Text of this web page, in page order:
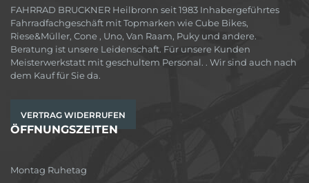
FAHRRAD BRUCKNER Heilbronn seit 1983 Inhabergeführtes
Fahrradfachgeschäft mit Topmarken wie Cube Bikes,
Riese&Müller, Cone , Uno, Van Raam, Puky und andere.
Beratung ist unsere Leidenschaft. Für unsere Kunden
Meisterwerkstatt mit geschultem Personal. . Wir sind auch nach
dem Kauf für Sie da.
VERTRAG WIDERRUFEN
ÖFFNUNGSZEITEN
Montag Ruhetag